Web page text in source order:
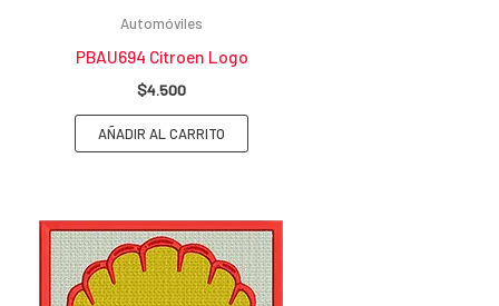
Automóviles
PBAU694 Citroen Logo
$4.500
AÑADIR AL CARRITO